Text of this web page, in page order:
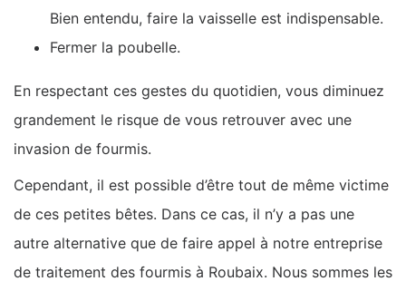
Bien entendu, faire la vaisselle est indispensable.
Fermer la poubelle.
En respectant ces gestes du quotidien, vous diminuez
grandement le risque de vous retrouver avec une
invasion de fourmis.
Cependant, il est possible d’être tout de même victime
de ces petites bêtes. Dans ce cas, il n’y a pas une
autre alternative que de faire appel à notre entreprise
de traitement des fourmis à Roubaix. Nous sommes les